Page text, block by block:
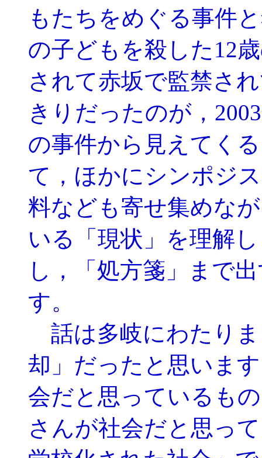
もたちをめぐる事件
の子どもを殺した12
されて赤坂で監禁さ
きりだったのが，
の事件から見えてく
て，ほかにシンポジ
料なども寄せ集めな
いる「現状」を理解
し，「処方箋」まで
す。
話は多岐にわたり
却」だったと思いま
会だと思っているも
さんが社会だと思っ